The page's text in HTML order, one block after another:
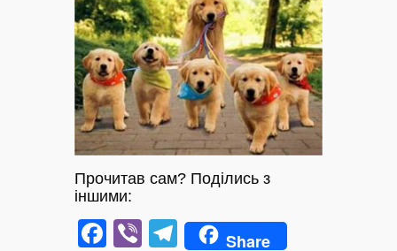
Прочитав сам? Поділись з
іншими:
Facebook
ViberTelegram
Share